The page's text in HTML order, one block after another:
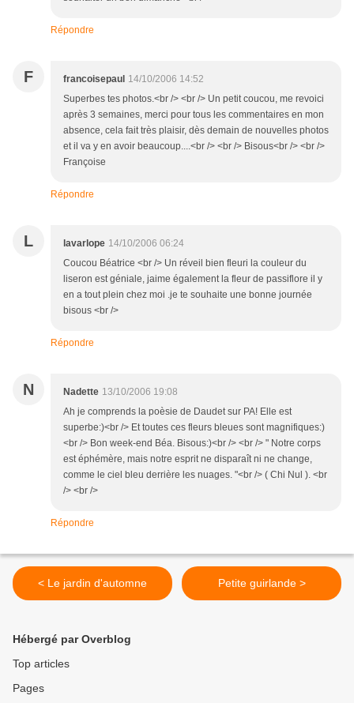
Répondre
F francoisepaul 14/10/2006 14:52
Superbes tes photos.<br /> <br /> Un petit coucou, me revoici
après 3 semaines, merci pour tous les commentaires en mon
absence, cela fait très plaisir, dès demain de nouvelles photos
et il va y en avoir beaucoup....<br /> <br /> Bisous<br /> <br />
Françoise
Répondre
L lavarlope 14/10/2006 06:24
Coucou Béatrice <br /> Un réveil bien fleuri la couleur du
liseron est géniale, jaime également la fleur de passiflore il y
en a tout plein chez moi .je te souhaite une bonne journée
bisous <br />
Répondre
N Nadette 13/10/2006 19:08
Ah je comprends la poèsie de Daudet sur PA! Elle est
superbe:)<br /> Et toutes ces fleurs bleues sont magnifiques:)
<br /> Bon week-end Béa. Bisous:)<br /> <br /> " Notre corps
est éphémère, mais notre esprit ne disparaît ni ne change,
comme le ciel bleu derrière les nuages. "<br /> ( Chi Nul ). <br
/> <br />
Répondre
< Le jardin d'automne Petite guirlande >
Hébergé par Overblog
Top articles
Pages